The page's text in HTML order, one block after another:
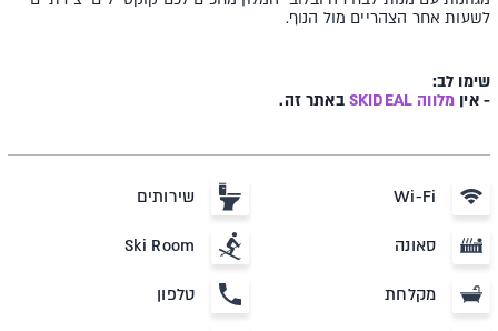
לשעות אחר הצהריים מול הנוף.
שימו לב:
- אין מלווה SKIDEAL באתר זה.
Wi-Fi שירותים
סאונה Ski Room
מקלחת טלפון